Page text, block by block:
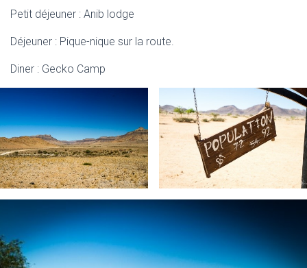
Petit déjeuner : Anib lodge
Déjeuner : Pique-nique sur la route.
Diner : Gecko Camp